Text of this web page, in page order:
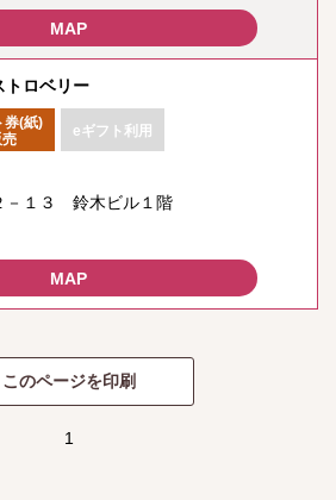
ロベリー
券(紙)
eギフト利用
－１３ 鈴木ビル１階
1